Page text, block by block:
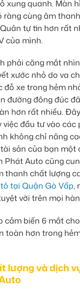
xung quanh. Màn
ràng cùng âm
tự tin hơn rất
của mình.
phải căng mắt
xước nhỏ do va
đỗ xe trong hẻm
đường đông đúc
hơn rất nhiều.
đầu tư vào các
không chỉ nâng
sản của bạn một
Phát Auto cũng
thanh chất lượng
tại Quận Gò Vấp,
vời trên mọi
lượng và dịch